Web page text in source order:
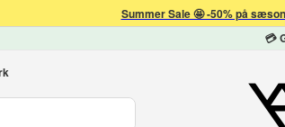
Summer Sale 🤩 -50% på
💳